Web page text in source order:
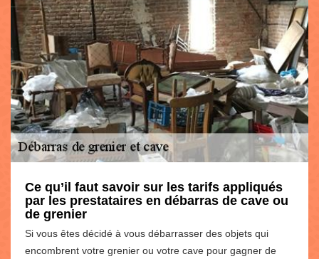
Ce qu’il faut savoir sur les tarifs appliqués
par les prestataires en débarras de cave ou
de grenier
Si vous êtes décidé à vous débarrasser des objets qui
encombrent votre grenier ou votre cave pour gagner de